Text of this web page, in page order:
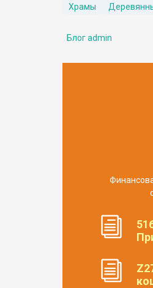
Храмы
Блог admin